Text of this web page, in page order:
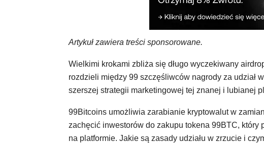
Artykuł zawiera treści sponsorowane.
Wielkimi krokami zbliża się długo wyczekiwany
rozdzieli między 99 szczęśliwców nagrody za udział
szerszej strategii marketingowej tej znanej i lubianej
99Bitcoins umożliwia zarabianie kryptowalut w
zachęcić inwestorów do zakupu tokena 99BTC, który
na platformie. Jakie są zasady udziału w zrzucie i